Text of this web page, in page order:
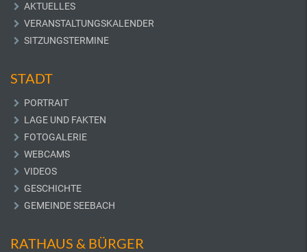
AKTUELLES
VERANSTALTUNGSKALENDER
SITZUNGSTERMINE
STADT
PORTRAIT
LAGE UND FAKTEN
FOTOGALERIE
WEBCAMS
VIDEOS
GESCHICHTE
GEMEINDE SEEBACH
RATHAUS & BÜRGER